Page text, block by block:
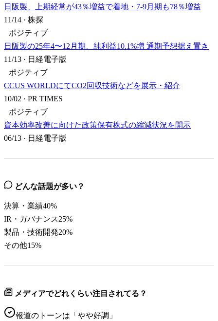
日阪製、上期経常が43％増益で着地・7-9月期も78％増益
11/14 · 株探
ポジティブ
日阪製の25年4〜12月期、純利益10.1%増 通期予想据え置き
11/13 · 日経電子版
ポジティブ
CCUS WORLDにてCO2回収技術などを展示・紹介
10/02 · PR TIMES
ポジティブ
資本効率改善に向けた政策保有株式の縮減状況を開示
06/13 · 日経電子版
どんな話題が多い？
決算・業績40%
IR・ガバナンス25%
製品・技術開発20%
その他15%
メディアでどれくらい注目されてる？
報道のトーンは「 やや好調 」